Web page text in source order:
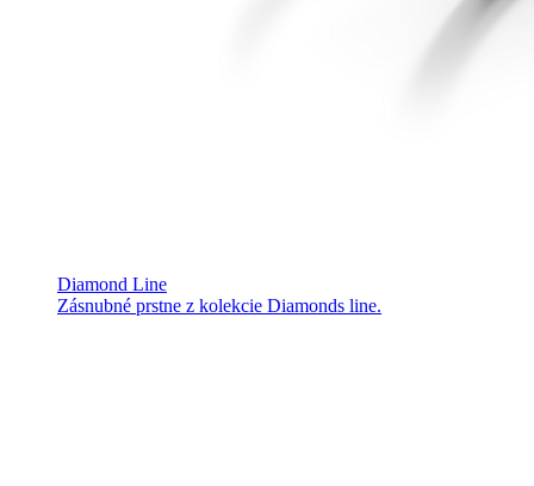
Diamond Line
Zásnubné prstne z kolekcie Diamonds line.